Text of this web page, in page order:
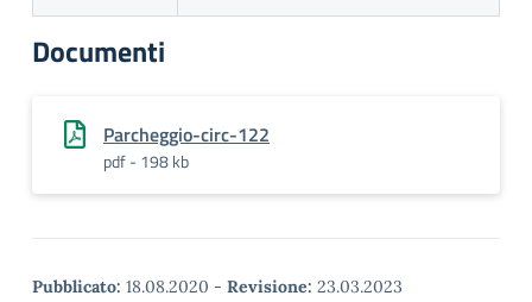
Documenti
Parcheggio-circ-122
pdf - 198 kb
Pubblicato: 18.08.2020 - Revisione: 23.03.2023